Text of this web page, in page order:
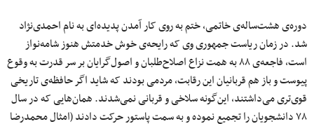
دوره‌ی هشت‌ساله‌ی خاتمی، ختم به روی کار آمدن پدیده‌ای به نام احمدی‌نژاد
شد. در زمان ریاست جمهوری وی که رایحه‌ی خوش خدمتش هنوز شامه‌نواز
است، فاجعه‌ی ۸۸ به همت نزاع اصلاح‌طلبان و اصول‌گرایان بر سر قدرت به وقوع
پیوست و باز هم قربانیان این رقابت، مردمی بودند که شاید اگر حافظه‌ی تاریخی
قوی‌تری می‌داشتند، این‌گونه سلاخی و قربانی نمی‌شدند. همان‌هایی که در سال
۷۸ دانشجویان را تجمیع نموده و به سمت پاستور حرکت دادند (امثال محمدرضا